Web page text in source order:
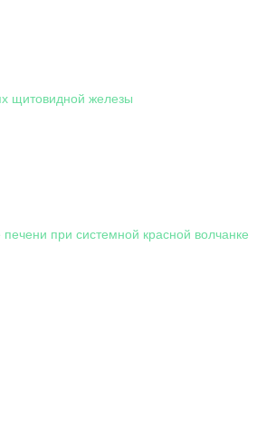
щитовидной железы
при системной красной волчанке